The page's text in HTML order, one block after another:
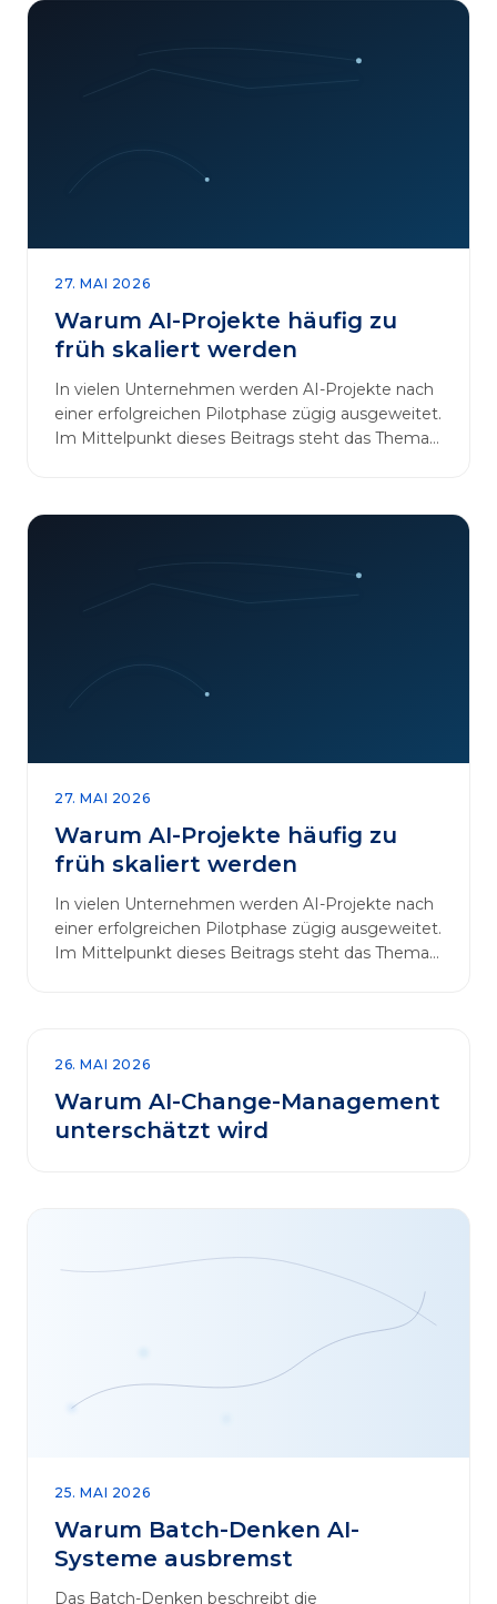
27. MAI 2026
Warum AI-Projekte häufig zu
früh skaliert werden
In vielen Unternehmen werden AI-Projekte nach
einer erfolgreichen Pilotphase zügig ausgeweitet.
Im Mittelpunkt dieses Beitrags steht das Thema
27. MAI 2026
Warum AI-Projekte häufig zu
früh skaliert werden
In vielen Unternehmen werden AI-Projekte nach
einer erfolgreichen Pilotphase zügig ausgeweitet.
Im Mittelpunkt dieses Beitrags steht das Thema
26. MAI 2026
Warum AI-Change-Management
unterschätzt wird
25. MAI 2026
Warum Batch-Denken AI-
Systeme ausbremst
Das Batch-Denken beschreibt die